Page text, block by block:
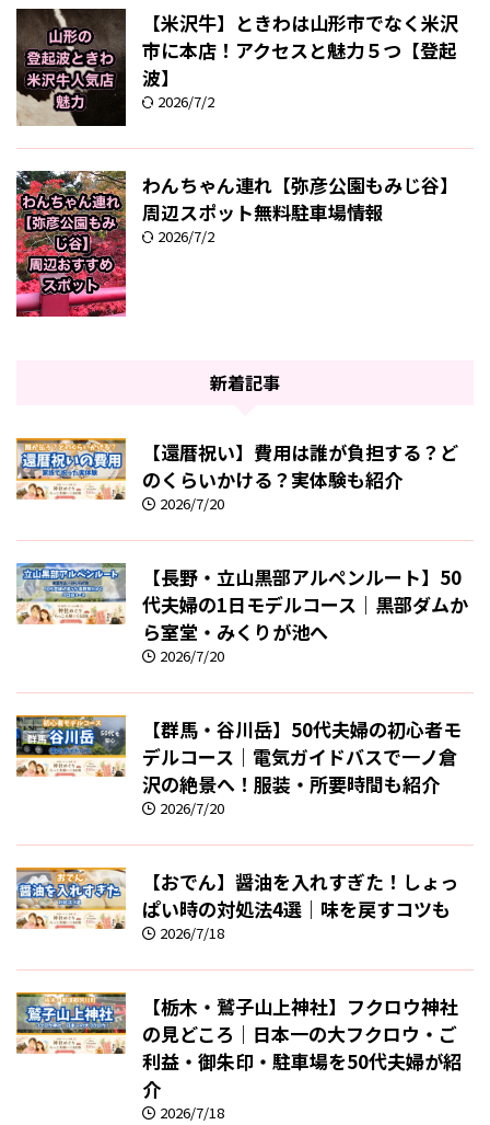
【米沢牛】ときわは山形市でなく米沢
市に本店！アクセスと魅力５つ【登起
波】
2026/7/2
わんちゃん連れ【弥彦公園もみじ谷】
周辺スポット無料駐車場情報
2026/7/2
新着記事
【還暦祝い】費用は誰が負担する？ど
のくらいかける？実体験も紹介
2026/7/20
【長野・立山黒部アルペンルート】50
代夫婦の1日モデルコース｜黒部ダムか
ら室堂・みくりが池へ
2026/7/20
【群馬・谷川岳】50代夫婦の初心者モ
デルコース｜電気ガイドバスで一ノ倉
沢の絶景へ！服装・所要時間も紹介
2026/7/20
【おでん】醤油を入れすぎた！しょっ
ぱい時の対処法4選｜味を戻すコツも
2026/7/18
【栃木・鷲子山上神社】フクロウ神社
の見どころ｜日本一の大フクロウ・ご
利益・御朱印・駐車場を50代夫婦が紹
介
2026/7/18